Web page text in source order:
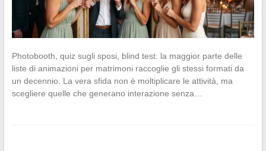
Photobooth, quiz sugli sposi, blind test: la maggior parte delle
liste di animazioni per matrimoni raccoglie gli stessi formati da
un decennio. La vera sfida non è moltiplicare le attività, ma
scegliere quelle che generano interazione senza…